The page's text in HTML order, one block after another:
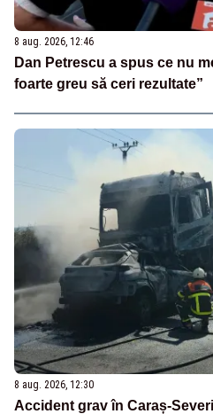
8 aug. 2026, 12:46
Dan Petrescu a spus ce nu
foarte greu să ceri rezultate”
8 aug. 2026, 12:30
Accident grav în Caraș-